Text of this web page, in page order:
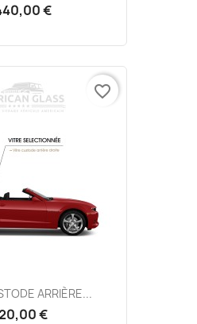
€
ARRIÈRE...
€
favorite_border